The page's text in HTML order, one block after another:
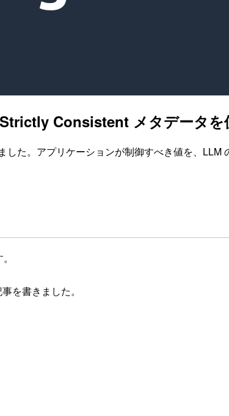
Consistent メタデータを
た。アプリケーションが制御すべき値を、LLM
を書きました。